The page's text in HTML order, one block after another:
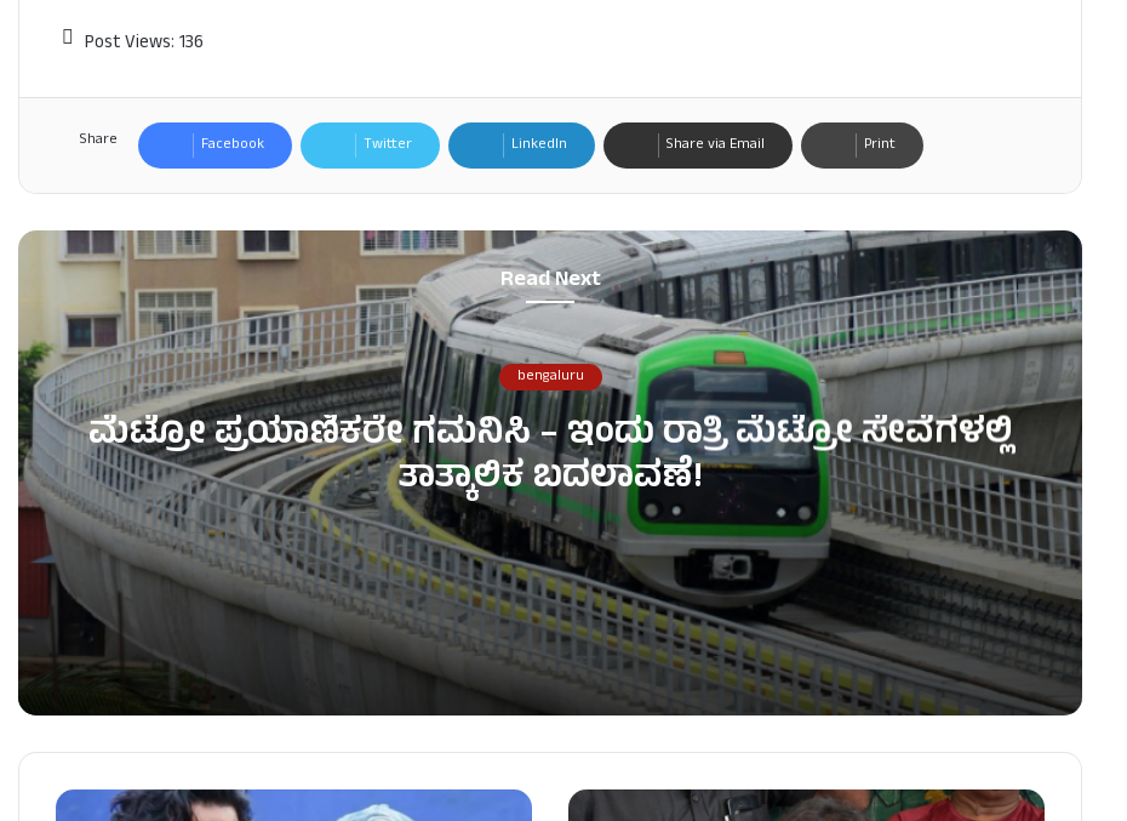
Post Views: 136
Share Facebook Twitter LinkedIn Share via Email Print
Read Next
bengaluru
ಮೆಟ್ರೋ ಪ್ರಯಾಣಿಕರೇ ಗಮನಿಸಿ – ಇಂದು ರಾತ್ರಿ ಮೆಟ್ರೋ ಸೇವೆಗಳಲ್ಲಿ
ತಾತ್ಕಾಲಿಕ ಬದಲಾವಣೆ!
ಮೆಟ್ರೋ ಪ್ರಯಾಣಿಕರೇ ಗಮನಿಸಿ – ಇಂದು ರಾತ್ರಿ ಮೆಟ್ರೋ ಸೇವೆಗಳಲ್ಲಿ ತಾತ್ಕಾಲಿಕ ಬದಲಾವಣೆ!